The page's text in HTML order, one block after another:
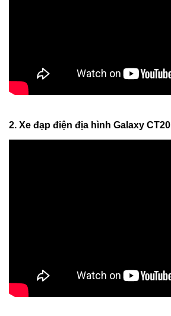
2. Xe đạp điện địa hình Galaxy CT20